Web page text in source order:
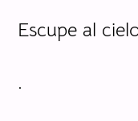
Escupe al
.